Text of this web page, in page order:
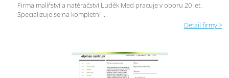
Firma malířství a natěračství Luděk Med pracuje v oboru 20 let.
Specializuje se na kompletní ...
Detail firmy >